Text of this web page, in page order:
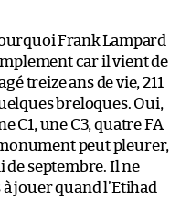
Frank Lampard
car il vient de
treize ans de vie, 211
breloques. Oui,
C1, une C3, quatre FA
peut pleurer,
septembre. Il ne
jouer quand l’Etihad